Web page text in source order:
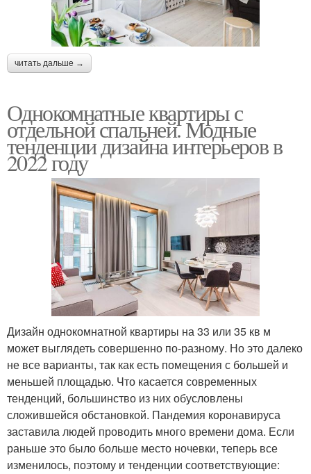
читать дальше →
Однокомнатные квартиры с
отдельной спальней. Модные
тенденции дизайна интерьеров в
2022 году
Дизайн однокомнатной квартиры на 33 или 35 кв м
может выглядеть совершенно по-разному. Но это далеко
не все варианты, так как есть помещения с большей и
меньшей площадью. Что касается современных
тенденций, большинство из них обусловлены
сложившейся обстановкой. Пандемия коронавируса
заставила людей проводить много времени дома. Если
раньше это было больше место ночевки, теперь все
изменилось, поэтому и тенденции соответствующие: